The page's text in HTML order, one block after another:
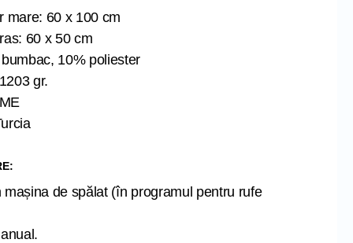
mare: 60 x 100 cm
60 x 50 cm
10% poliester
gr.
mașina de spălat (în programul pentru rufe